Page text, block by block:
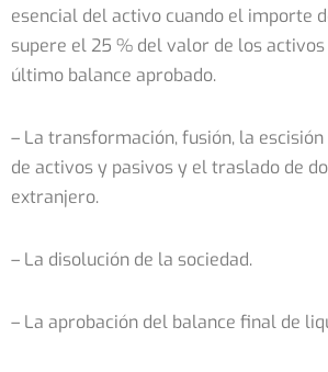
esencial del activo cuando el importe
supere el 25 % del valor de los
último balance aprobado.
– La transformación, fusión, la
de activos y pasivos y el traslado de
extranjero.
– La disolución de la sociedad.
– La aprobación del balance final de